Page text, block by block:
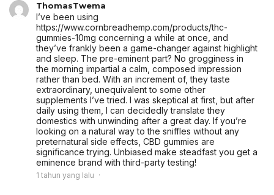
ThomasTwema
I’ve been using
https://www.cornbreadhemp.com/products/thc-
gummies-10mg concerning a while at once, and
they’ve frankly been a game-changer against highlight
and sleep. The pre-eminent part? No grogginess in
the morning impartial a calm, composed impression
rather than bed. With an increment of, they taste
extraordinary, unequivalent to some other
supplements I’ve tried. I was skeptical at first, but after
daily using them, I can decidedly translate they
domestics with unwinding after a great day. If you’re
looking on a natural way to the sniffles without any
preternatural side effects, CBD gummies are
significance trying. Unbiased make steadfast you get a
eminence brand with third-party testing!
1 tahun yang lalu